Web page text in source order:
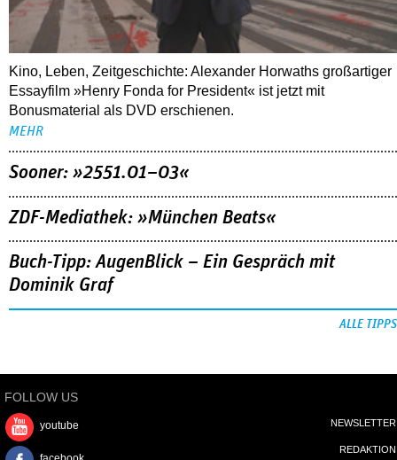
Kino, Leben, Zeitgeschichte: Alexander Horwaths großartiger
Essayfilm »Henry Fonda for President« ist jetzt mit
Bonusmaterial als DVD erschienen.
MEHR
Sooner: »2551.01–03«
ZDF-Mediathek: »München Beats«
Buch-Tipp: AugenBlick – Ein Gespräch mit
Dominik Graf
ALLE TIPPS
FOLLOW US
youtube NEWSLETTER
REDAKTION